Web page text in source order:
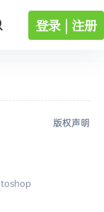
登录 | 注册
版权声明